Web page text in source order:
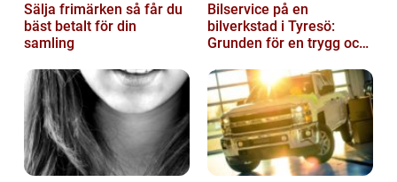
Sälja frimärken så får du
bäst betalt för din
samling
Bilservice på en
bilverkstad i Tyresö:
Grunden för en trygg och